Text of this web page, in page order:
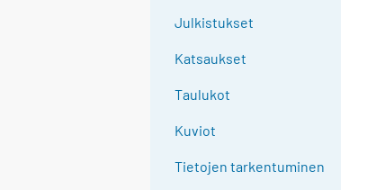
Julkistukset
Katsaukset
Taulukot
Kuviot
Tietojen tarkentuminen